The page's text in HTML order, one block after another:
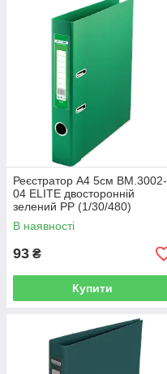
Реєстратор А4 5см BM.3002-
04 ELITE двосторонній
зелений PP (1/30/480)
В наявності
93 ₴
Купити